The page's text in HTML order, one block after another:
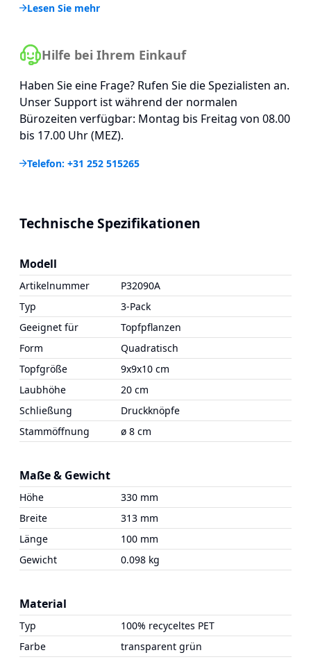
Lesen Sie mehr
Hilfe bei Ihrem Einkauf
Haben Sie eine Frage? Rufen Sie die Spezialisten an.
Unser Support ist während der normalen
Bürozeiten verfügbar: Montag bis Freitag von 08.00
bis 17.00 Uhr (MEZ).
Telefon: +31 252 515265
Technische Spezifikationen
Modell
Artikelnummer
P32090A
Typ
3-Pack
Geeignet für
Topfpflanzen
Form
Quadratisch
Topfgröße
9x9x10 cm
Laubhöhe
20 cm
Schließung
Druckknöpfe
Stammöffnung
ø 8 cm
Maße & Gewicht
Höhe
330 mm
Breite
313 mm
Länge
100 mm
Gewicht
0.098 kg
Material
Typ
100% recyceltes PET
Farbe
transparent grün